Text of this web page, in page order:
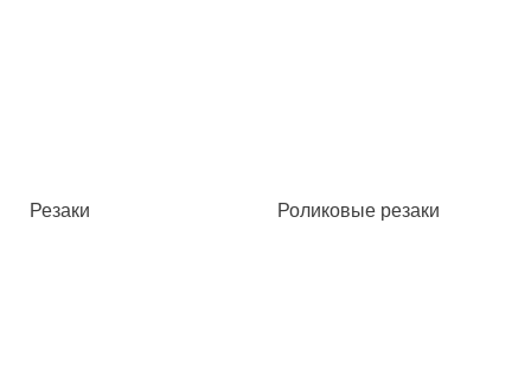
Резаки Роликовые резаки